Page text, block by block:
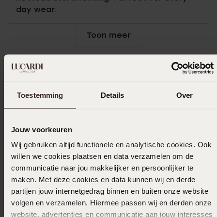
Toestemming Details Over
Jouw voorkeuren
Wij gebruiken altijd functionele en analytische cookies. Ook
willen we cookies plaatsen en data verzamelen om de
communicatie naar jou makkelijker en persoonlijker te
maken. Met deze cookies en data kunnen wij en derde
partijen jouw internetgedrag binnen en buiten onze website
volgen en verzamelen. Hiermee passen wij en derden onze
website, advertenties en communicatie aan jouw interesses
day wear.
Toon meer
Ook leuk voor jou